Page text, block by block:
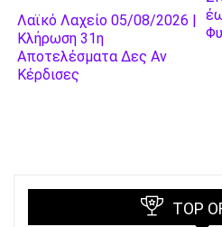
Λαϊκό Λαχείο 05/08/2026 |
Κλήρωση 31η
Αποτελέσματα Δες Αν
Κέρδισες
TOP